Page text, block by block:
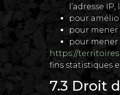
l’adresse
pour
pour mener
pour mener
https://
fins statistiques
7.3 Droit